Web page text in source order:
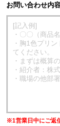
お問い合わせ内
※1営業日中にご返